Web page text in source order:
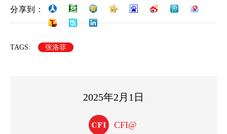
分享到：
TAGS: 张洛菲
2025年2月1日
CFI@